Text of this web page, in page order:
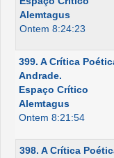
Alemtagus
Ontem 8:24:23
399. A Crítica
Andrade.
Espaço Crítico
Alemtagus
Ontem 8:21:54
398. A Crítica